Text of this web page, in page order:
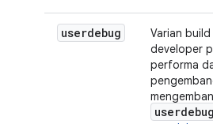
userdebug
Varian
developer
performa
userdebug